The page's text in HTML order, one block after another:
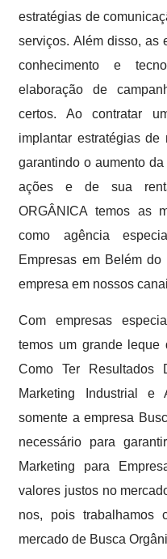
estratégias de
serviços. Além disso, as
conhecimento e
elaboração de
certos. Ao contratar
implantar estratégias de
garantindo o aumento
ações e de sua
ORGÂNICA temos as
como agência
Empresas em Belém
empresa em nossos
Com empresas
temos um grande leque
Como Ter Resultados
Marketing Industrial e
somente a empresa
necessário para
Marketing para
valores justos no
nos, pois trabalhamos
mercado de Busca